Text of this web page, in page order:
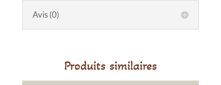
Glo
Avis (0)
Produits similaires